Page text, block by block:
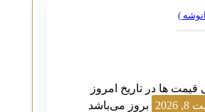
ها در تاریخ امروز
بروز می‌باشد